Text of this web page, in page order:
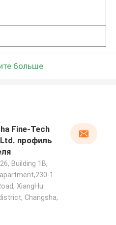
больше
Fine-Tech
профиль
Building 1B,
1
XiangHu
Changsha,